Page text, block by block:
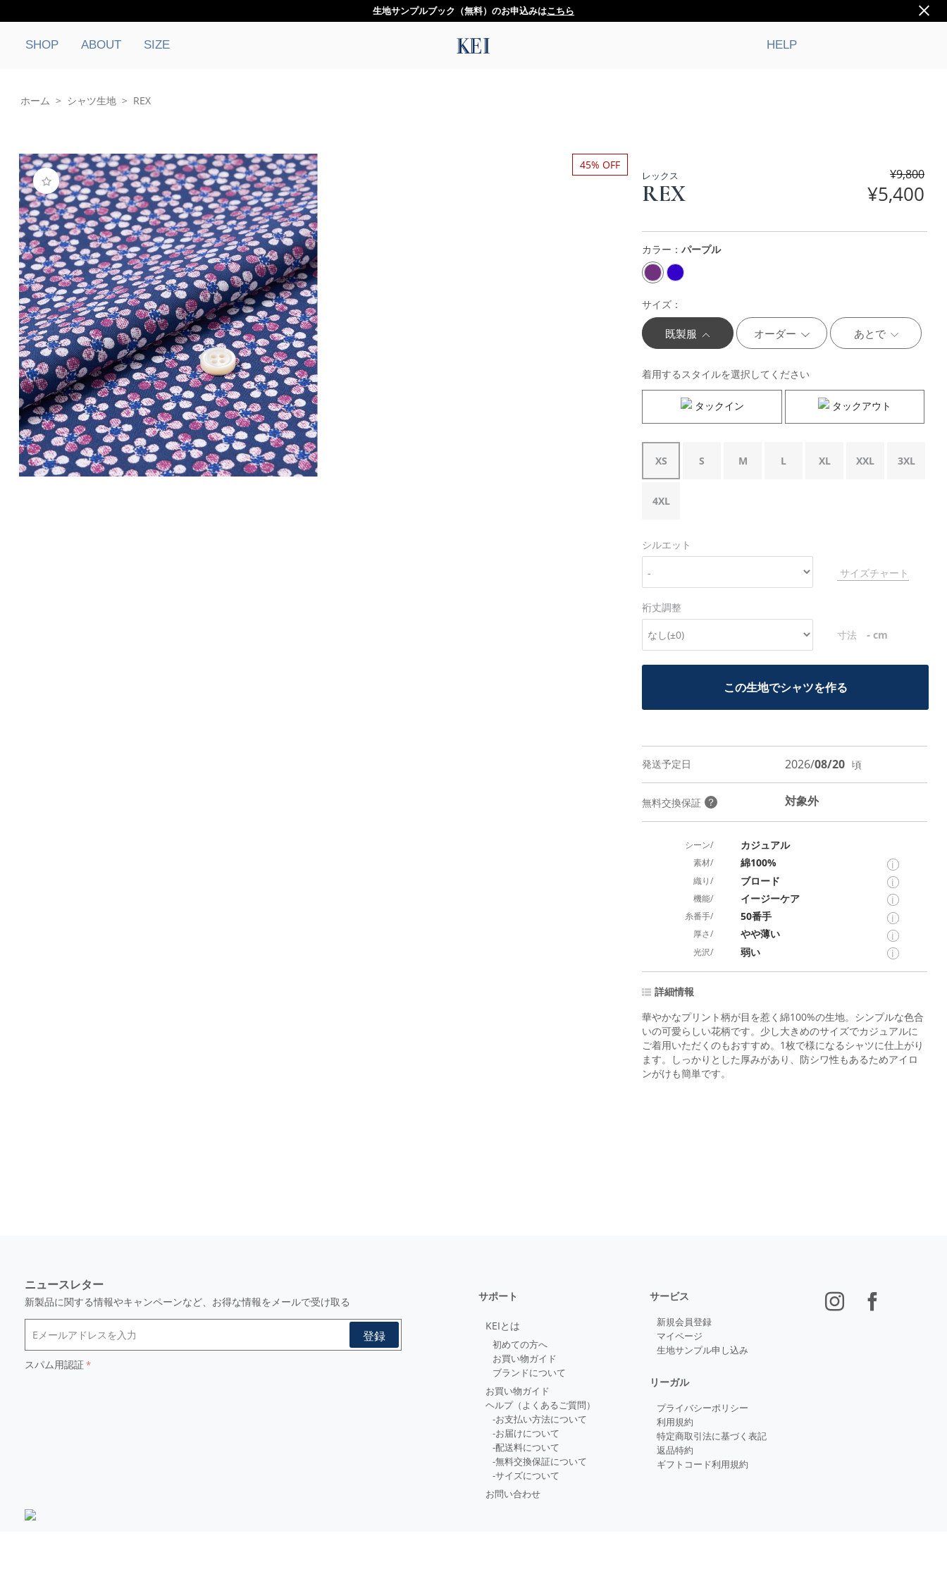
生地サンプルブック（無料）のお申込みはこちら
SHOP ABOUT SIZE HELP
ホーム > シャツ生地 > REX
45% OFF
レックス
REX
¥9,800
¥5,400
カラー：パープル
サイズ：
既製服 オーダー あとで
着用するスタイルを選択してください
タックイン タックアウト
XS S M L XL XXL 3XL
4XL
シルエット
サイズチャート
裄丈調整
寸法 -cm
この生地でシャツを作る
発送予定日 2026/08/20 頃
無料交換保証 ？ 対象外
シーン/ カジュアル
素材/ 綿100% i
織り/ ブロード i
機能/ イージーケア i
糸番手/ 50番手 i
厚さ/ やや薄い i
光沢/ 弱い i
詳細情報
華やかなプリント柄が目を惹く綿100%の生地。シンプルな色合
いの可愛らしい花柄です。少し大きめのサイズでカジュアルに
ご着用いただくのもおすすめ。1枚で様になるシャツに仕上がり
ます。しっかりとした厚みがあり、防シワ性もあるためアイロ
ンがけも簡単です。
ニュースレター
新製品に関する情報やキャンペーンなど、お得な情報をメールで受け取る
スパム用認証
サポート
KEIとは
初めての方へ
お買い物ガイド
ブランドについて
お買い物ガイド
ヘルプ（よくあるご質問）
-お支払い方法について
-お届けについて
-配送料について
-無料交換保証について
-サイズについて
お問い合わせ
サービス
新規会員登録
マイページ
生地サンプル申し込み
リーガル
プライバシーポリシー
利用規約
特定商取引法に基づく表記
返品特約
ギフトコード利用規約